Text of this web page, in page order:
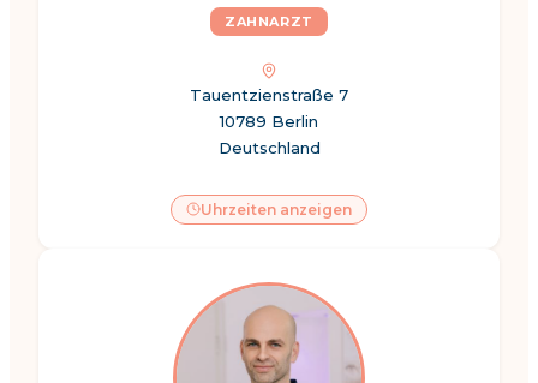
ZAHNARZT
Tauentzienstraße 7
10789 Berlin
Deutschland
Uhrzeiten anzeigen